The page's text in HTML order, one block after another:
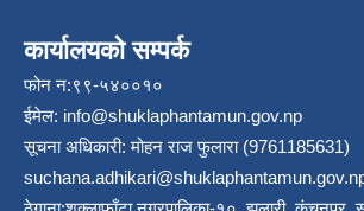
कार्यालयको सम्पर्क
फोन न:९९-५४००१०
ईमेल: info@shuklaphantamun.gov.np
सूचना अधिकारी: मोहन राज फुलारा (9761185631)